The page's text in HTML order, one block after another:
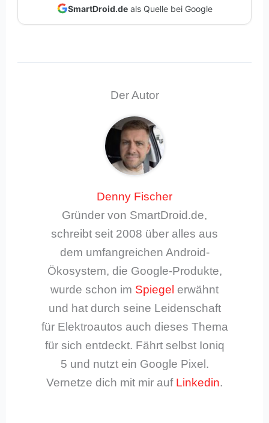
SmartDroid.deals Quelle bei Google
Der Autor
Denny Fischer
Gründer von SmartDroid.de,
schreibt seit 2008 über alles aus
dem umfangreichen Android-
Ökosystem, die Google-Produkte,
wurde schon im Spiegel erwähnt
und hat durch seine Leidenschaft
für Elektroautos auch dieses Thema
für sich entdeckt. Fährt selbst Ioniq
5 und nutzt ein Google Pixel.
Vernetze dich mit mir auf Linkedin.